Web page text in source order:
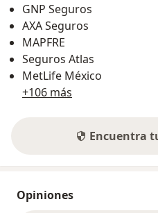
GNP Seguros
AXA Seguros
MAPFRE
Seguros Atlas
MetLife México
+106 más
Encuentra
Opiniones